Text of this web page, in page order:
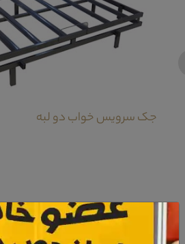
جک سرویس خواب دو لبه
معرفی پاتختی سرویس خواب لیانا